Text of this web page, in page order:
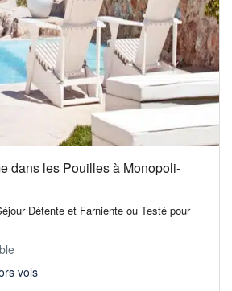
dans les Pouilles à Monopoli-
Détente et Farniente ou Testé pour
vols